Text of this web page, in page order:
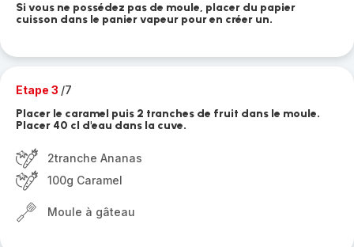
Si vous ne possédez pas de moule, placer du papier
cuisson dans le panier vapeur pour en créer un.
Etape 3 /7
Placer le caramel puis 2 tranches de fruit dans le moule.
Placer 40 cl d'eau dans la cuve.
2tranche Ananas
100g Caramel
Moule à gâteau